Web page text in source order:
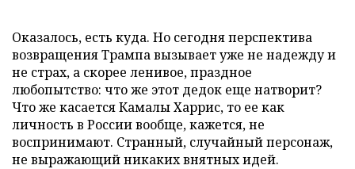
Оказалось, есть куда. Но сегодня перспектива
возвращения Трампа вызывает уже не надежду и
не страх, а скорее ленивое, праздное
любопытство: что же этот дедок еще натворит?
Что же касается Камалы Харрис, то ее как
личность в России вообще, кажется, не
воспринимают. Странный, случайный персонаж,
не выражающий никаких внятных идей.